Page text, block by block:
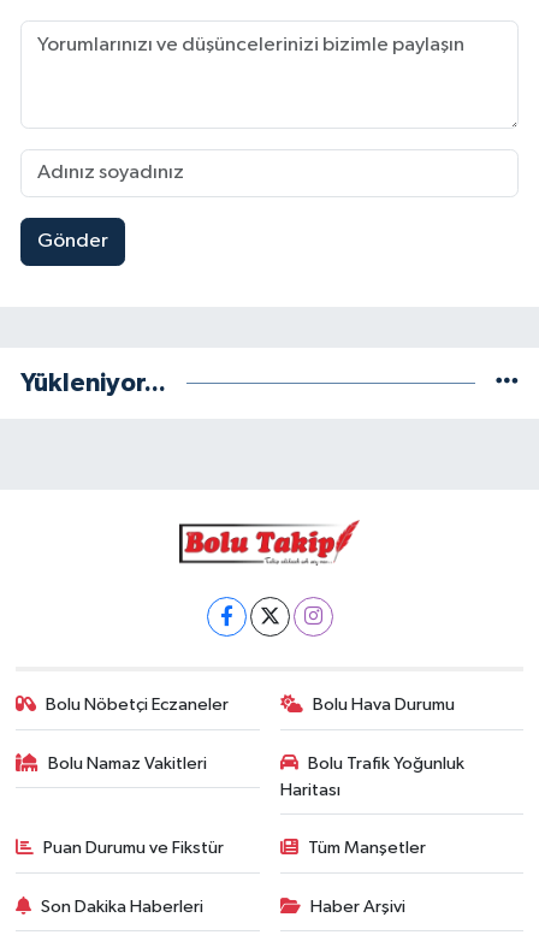
Gönder
Yükleniyor...
Bolu Nöbetçi Eczaneler Bolu Hava Durumu
Bolu Namaz Vakitleri
Bolu Trafik Yoğunluk
Haritası
Puan Durumu ve Fikstür Tüm Manşetler
Son Dakika Haberleri Haber Arşivi